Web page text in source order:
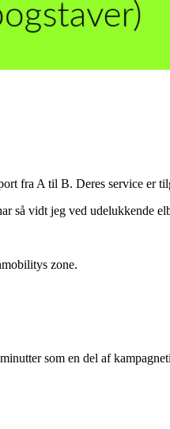
fra A til B. Deres service er
så vidt jeg ved udelukkende
zone.
som en del af